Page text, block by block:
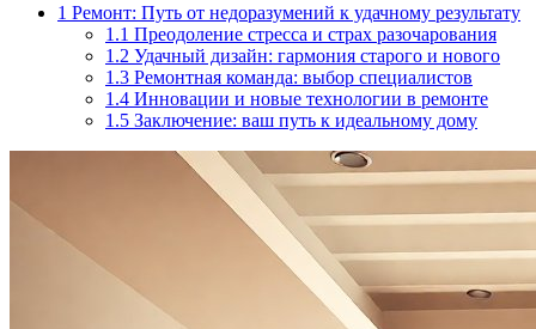
1 Ремонт: Путь от недоразумений к удачному результату
1.1 Преодоление стресса и страх разочарования
1.2 Удачный дизайн: гармония старого и нового
1.3 Ремонтная команда: выбор специалистов
1.4 Инновации и новые технологии в ремонте
1.5 Заключение: ваш путь к идеальному дому